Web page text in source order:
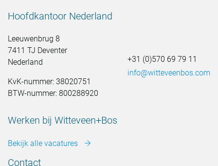
Hoofdkantoor Nederland
Leeuwenbrug 8
7411 TJ Deventer
Nederland
KvK-nummer: 38020751
BTW-nummer: 800288920
+31 (0)570 69 79 11
info@witteveenbos.com
Werken bij Witteveen+Bos
Bekijk alle vacatures
Contact